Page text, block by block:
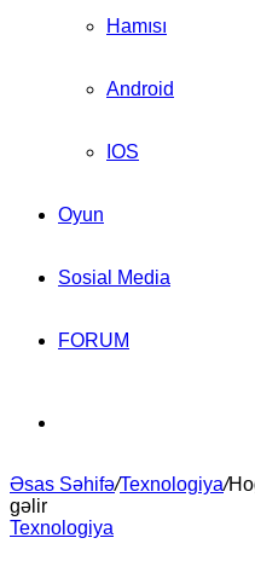
Hamısı
Android
IOS
Oyun
Sosial Media
FORUM
for
Əsas Səhifə/Texnologiya/
gəlir
Texnologiya